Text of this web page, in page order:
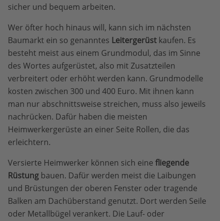
sicher und bequem arbeiten.
Wer öfter hoch hinaus will, kann sich im nächsten
Baumarkt ein so genanntes Leitergerüst kaufen. Es
besteht meist aus einem Grundmodul, das im Sinne
des Wortes aufgerüstet, also mit Zusatzteilen
verbreitert oder erhöht werden kann. Grundmodelle
kosten zwischen 300 und 400 Euro. Mit ihnen kann
man nur abschnittsweise streichen, muss also jeweils
nachrücken. Dafür haben die meisten
Heimwerkergerüste an einer Seite Rollen, die das
erleichtern.
Versierte Heimwerker können sich eine fliegende
Rüstung bauen. Dafür werden meist die Laibungen
und Brüstungen der oberen Fenster oder tragende
Balken am Dachüberstand genutzt. Dort werden Seile
oder Metallbügel verankert. Die Lauf- oder